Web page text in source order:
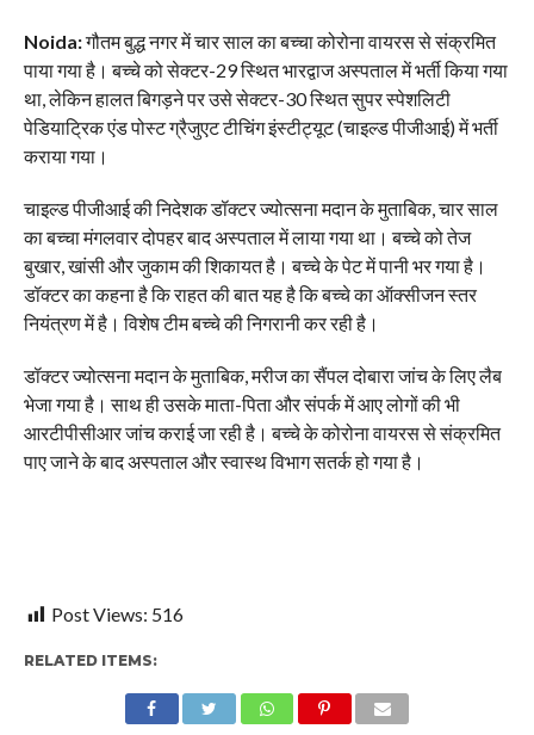
Noida:गौतम बुद्ध नगर में चार साल का बच्चा कोरोना वायरस से संक्रमित
पाया गया है। बच्चे को सेक्टर-29 स्थित भारद्वाज अस्पताल में भर्ती किया गया
था, लेकिन हालत बिगड़ने पर उसे सेक्टर-30 स्थित सुपर स्पेशलिटी
पेडियाट्रिक एंड पोस्ट ग्रैजुएट टीचिंग इंस्टीट्यूट (चाइल्ड पीजीआई) में भर्ती
कराया गया।
चाइल्ड पीजीआई की निदेशक डॉक्टर ज्योत्सना मदान के मुताबिक, चार साल
का बच्चा मंगलवार दोपहर बाद अस्पताल में लाया गया था। बच्चे को तेज
बुखार, खांसी और जुकाम की शिकायत है। बच्चे के पेट में पानी भर गया है।
डॉक्टर का कहना है कि राहत की बात यह है कि बच्चे का ऑक्सीजन स्तर
नियंत्रण में है। विशेष टीम बच्चे की निगरानी कर रही है।
डॉक्टर ज्योत्सना मदान के मुताबिक, मरीज का सैंपल दोबारा जांच के लिए लैब
भेजा गया है। साथ ही उसके माता-पिता और संपर्क में आए लोगों की भी
आरटीपीसीआर जांच कराई जा रही है। बच्चे के कोरोना वायरस से संक्रमित
पाए जाने के बाद अस्पताल और स्वास्थ विभाग सतर्क हो गया है।
Post Views: 516
RELATED ITEMS: